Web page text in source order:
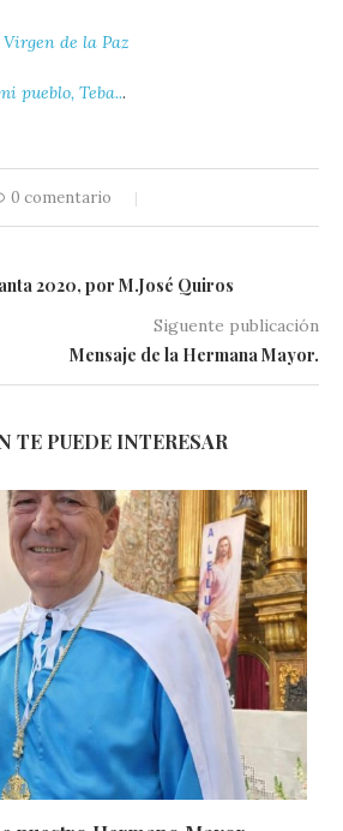
de la Paz
pueblo, Teba...
0 comentario
2020, por M.José Quiros
Siguente publicación
Mensaje de la Hermana Mayor.
TE PUEDE INTERESAR